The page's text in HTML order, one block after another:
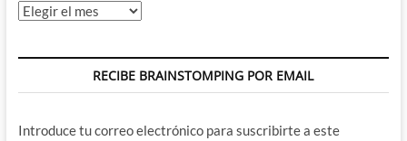
Archivos
RECIBE BRAINSTOMPING POR EMAIL
Introduce tu correo electrónico para suscribirte a este